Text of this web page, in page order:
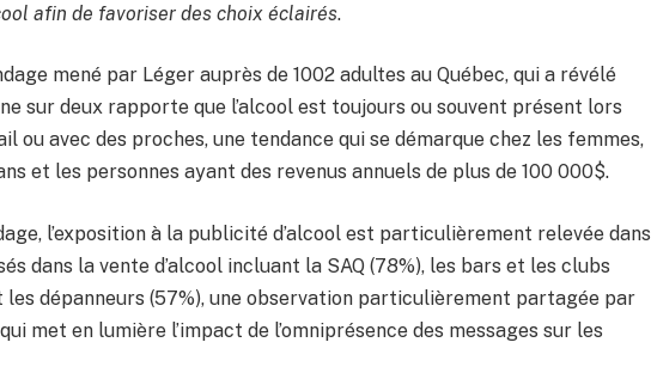
afin de favoriser des choix éclairés.
mené par Léger auprès de 1002 adultes au Québec, qui a révélé
sur deux rapporte que l’alcool est toujours ou souvent présent lors
ou avec des proches, une tendance qui se démarque chez les femmes,
et les personnes ayant des revenus annuels de plus de 100 000$.
l’exposition à la publicité d’alcool est particulièrement relevée dans
dans la vente d’alcool incluant la SAQ (78%), les bars et les clubs
les dépanneurs (57%), une observation particulièrement partagée par
met en lumière l’impact de l’omniprésence des messages sur les